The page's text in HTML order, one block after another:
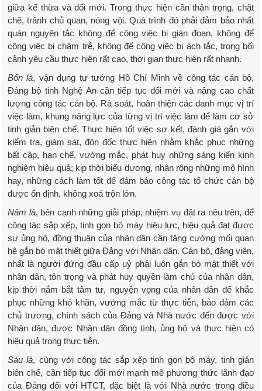
giữa kế thừa và đổi mới. Trong thực hiện cần thận trọng, chặt
chẽ, tránh chủ quan, nóng vội. Quá trình đó phải đảm bảo nhất
quán nguyên tắc không để công việc bị gián đoạn, không để
công việc bị chậm trễ, không để công việc bị ách tắc, trong bối
cảnh yêu cầu thực hiện rất cao, thời gian thực hiện rất nhanh.
Bốn là, vận dụng tư tưởng Hồ Chí Minh về công tác cán bộ,
Đảng bộ tỉnh Nghệ An cần tiếp tục đổi mới và nâng cao chất
lượng công tác cán bộ. Rà soát, hoàn thiện các danh mục vị trí
việc làm, khung năng lực của từng vị trí việc làm để làm cơ sở
tinh giản biên chế. Thực hiện tốt việc sơ kết, đánh giá gắn với
kiểm tra, giám sát, đôn đốc thực hiện nhằm khắc phục những
bất cập, hạn chế, vướng mắc, phát huy những sáng kiến kinh
nghiệm hiệu quả; kịp thời biểu dương, nhân rộng những mô hình
hay, những cách làm tốt để đảm bảo công tác tổ chức cán bộ
được ổn định, không xoá trộn lớn.
Năm là, bên cạnh những giải pháp, nhiệm vụ đặt ra nêu trên, để
công tác sắp xếp, tinh gọn bộ máy hiệu lực, hiệu quả đạt được
sự ủng hộ, đồng thuận của nhân dân cần tăng cường mối quan
hệ gắn bó mật thiết giữa Đảng với Nhân dân. Cán bộ, đảng viên,
nhất là người đứng đầu cấp uỷ phải luôn gắn bó mật thiết với
nhân dân, tôn trọng và phát huy quyền làm chủ của nhân dân,
kịp thời nắm bắt tâm tư, nguyện vọng của nhân dân để khắc
phục những khó khăn, vướng mắc từ thực tiễn, bảo đảm các
chủ trương, chính sách của Đảng và Nhà nước đến được với
Nhân dân, được Nhân dân đồng tình, ủng hộ và thực hiện có
hiệu quả trong thực tiễn.
Sáu là, cùng với công tác sắp xếp tinh gọn bộ máy, tinh giản
biên chế, cần tiếp tục đổi mới mạnh mẽ phương thức lãnh đạo
của Đảng đối với HTCT, đặc biệt là với Nhà nước trong điều